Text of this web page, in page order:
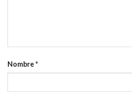
Nombre*